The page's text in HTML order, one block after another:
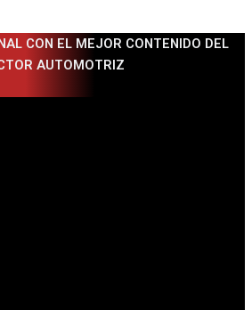
CON EL MEJOR CONTENIDO DEL
AUTOMOTRIZ